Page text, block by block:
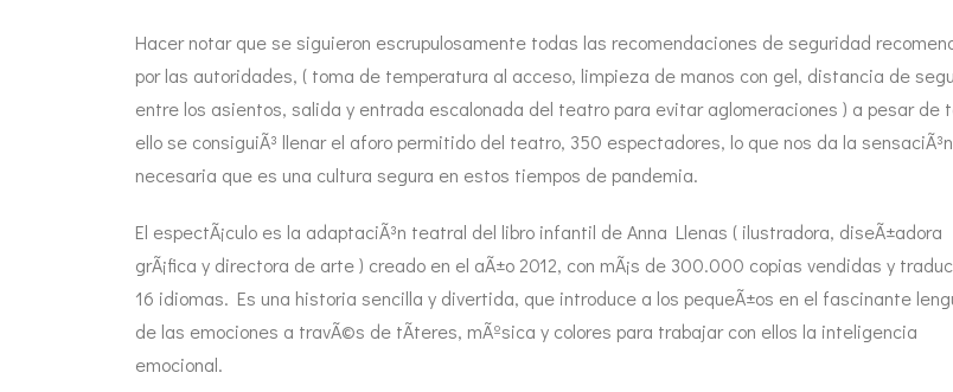
Hacer notar que se siguieron escrupulosamente todas las recomendaciones de seguridad
por las autoridades, ( toma de temperatura al acceso, limpieza de manos con gel, distancia de
entre los asientos, salida y entrada escalonada del teatro para evitar aglomeraciones ) a pesar de
ello se consiguiÃ³ llenar el aforo permitido del teatro, 350 espectadores, lo que nos da la
necesaria que es una cultura segura en estos tiempos de pandemia.
El espectÃ¡culo es la adaptaciÃ³n teatral del libro infantil de Anna Llenas ( ilustradora, diseÃ±adora
grÃ¡fica y directora de arte ) creado en el aÃ±o 2012, con mÃ¡s de 300.000 copias vendidas y
16 idiomas. Es una historia sencilla y divertida, que introduce a los pequeÃ±os en el fascinante
de las emociones a travÃ©s de tÃ­teres, mÃºsica y colores para trabajar con ellos la inteligencia
emocional.